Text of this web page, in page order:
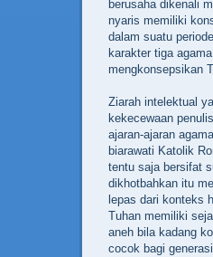
berusaha dikenali
nyaris memiliki
dalam suatu
karakter tiga
mengkonsepsikan
Ziarah intelektual
kekecewaan
ajaran-ajaran
biarawati Katolik
tentu saja bersifat
dikhotbahkan itu
lepas dari konteks
Tuhan memiliki
aneh bila kadang
cocok bagi